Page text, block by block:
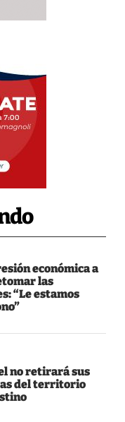
económica a
las
“Le estamos
no retirará sus
del territorio